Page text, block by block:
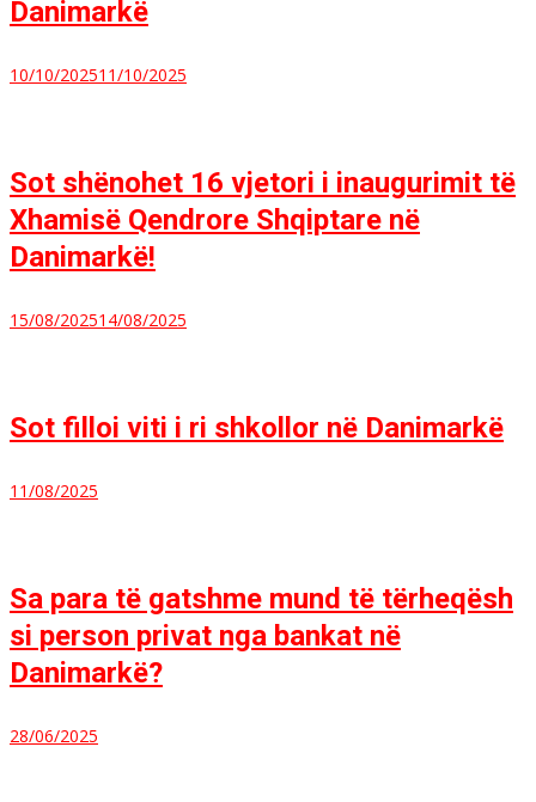
Danimarkë
10/10/202511/10/2025
Sot shënohet 16 vjetori i inaugurimit të
Xhamisë Qendrore Shqiptare në
Danimarkë!
15/08/202514/08/2025
Sot filloi viti i ri shkollor në Danimarkë
11/08/2025
Sa para të gatshme mund të tërheqësh
si person privat nga bankat në
Danimarkë?
28/06/2025